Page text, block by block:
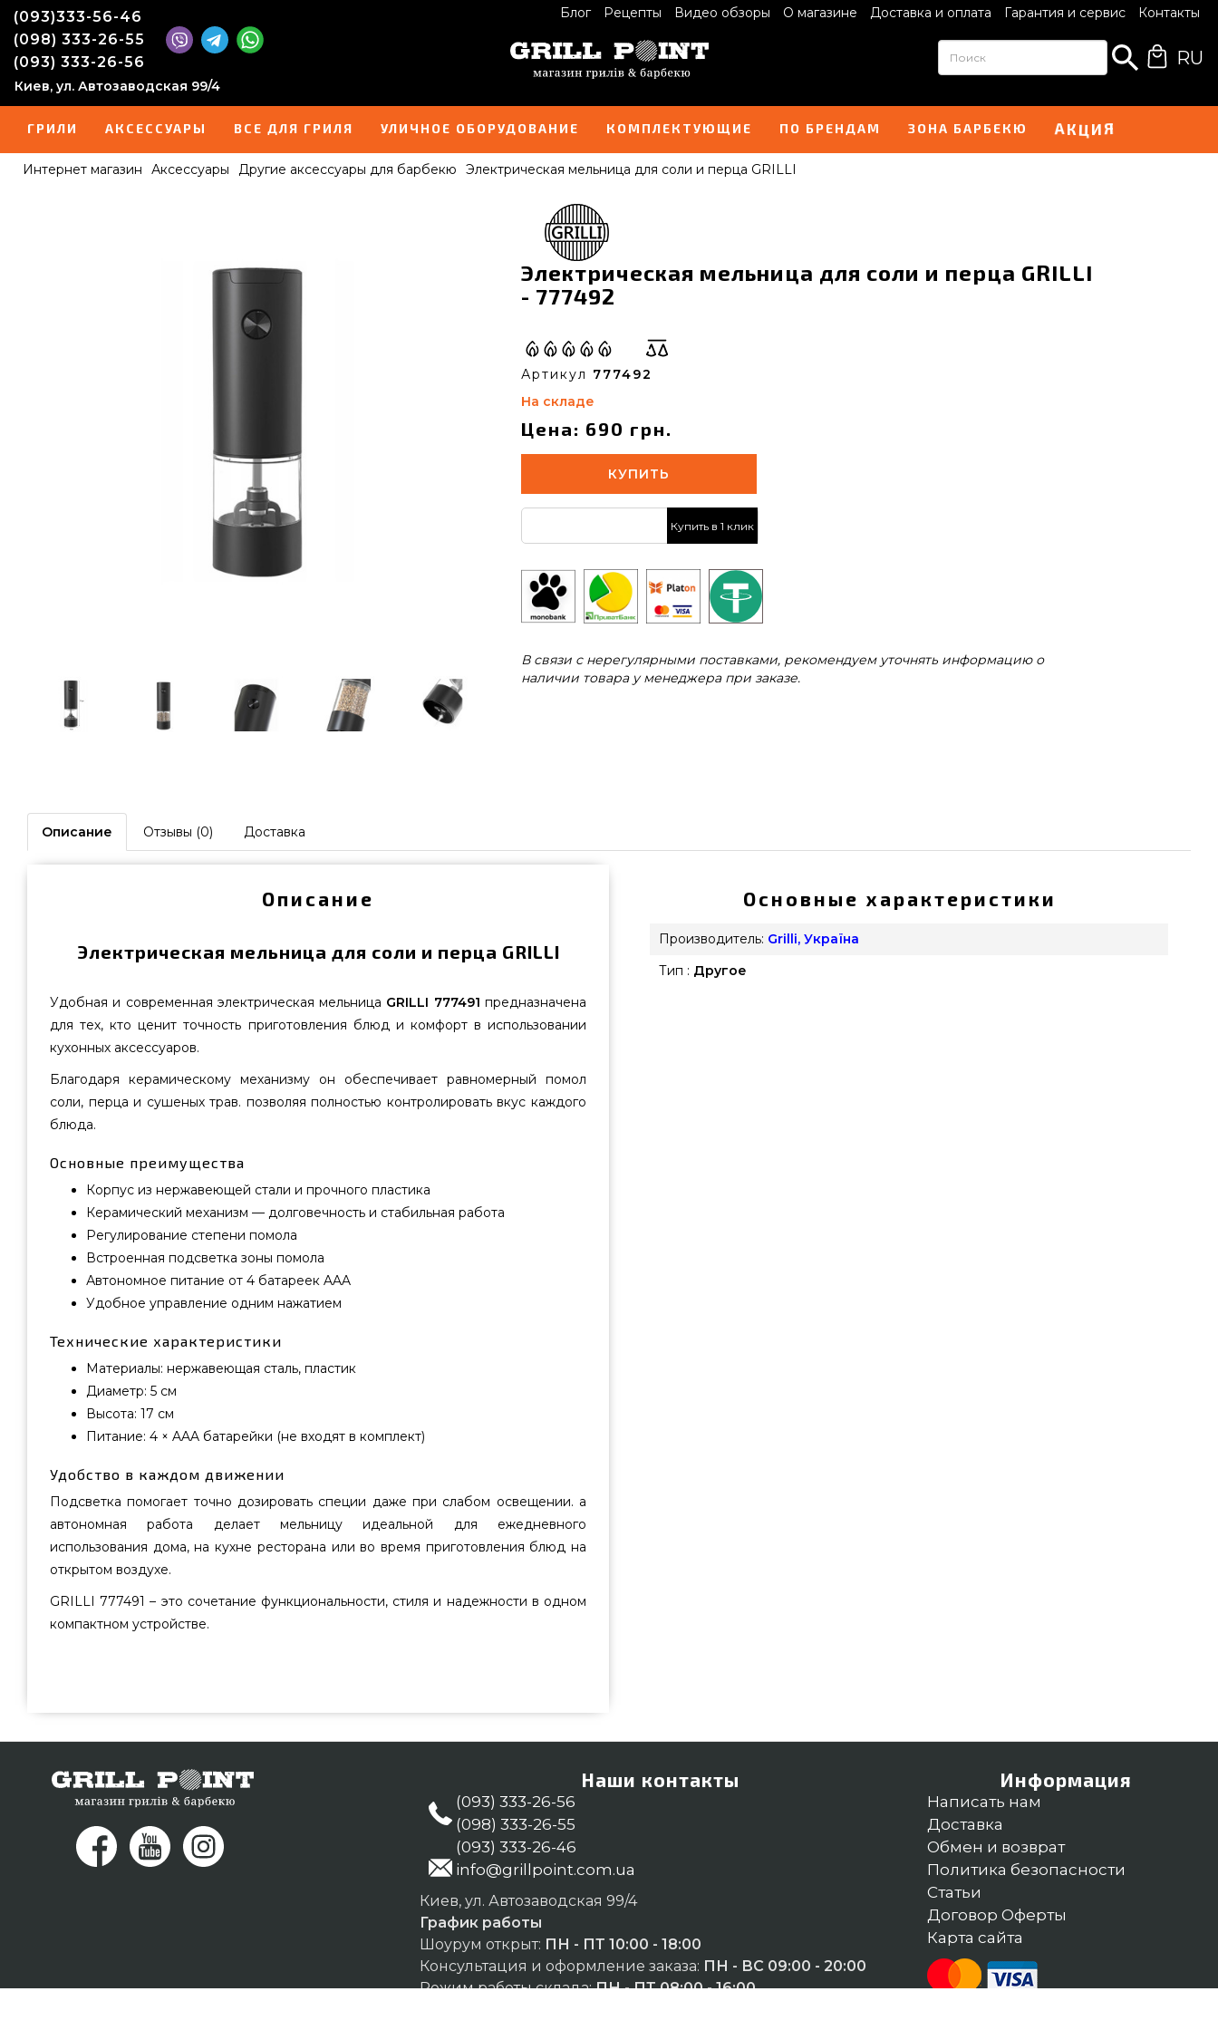
Блог Рецепты Видео обзоры О магазине Доставка и оплата Гарантия и сервис Контакты
(093)333-56-46
(098) 333-26-55
(093) 333-26-56
Киев, ул. Автозаводская 99/4
RU
ГРИЛИ АКСЕССУАРЫ ВСЕ ДЛЯ ГРИЛЯ УЛИЧНОЕ ОБОРУДОВАНИЕ КОМПЛЕКТУЮЩИЕ ПО БРЕНДАМ ЗОНА БАРБЕКЮ АКЦИЯ
Интернет магазин Аксессуары Другие аксессуары для барбекю Электрическая мельница для соли и перца GRILLI
Электрическая мельница для соли и перца GRILLI
- 777492
Артикул 777492
На складе
Цена: 690 грн.
КУПИТЬ
Купить в 1 клик
В связи с нерегулярными поставками, рекомендуем уточнять информацию о
наличии товара у менеджера при заказе.
Описание Отзывы (0) Доставка
Описание
Электрическая мельница для соли и перца GRILLI
Удобная и современная электрическая мельница GRILLI 777491 предназначена
для тех, кто ценит точность приготовления блюд и комфорт в использовании
кухонных аксессуаров.
Благодаря керамическому механизму он обеспечивает равномерный помол
соли, перца и сушеных трав. позволяя полностью контролировать вкус каждого
блюда.
Основные преимущества
Корпус из нержавеющей стали и прочного пластика
Керамический механизм — долговечность и стабильная работа
Регулирование степени помола
Встроенная подсветка зоны помола
Автономное питание от 4 батареек AAA
Удобное управление одним нажатием
Технические характеристики
Материалы: нержавеющая сталь, пластик
Диаметр: 5 см
Высота: 17 см
Питание: 4 × AAA батарейки (не входят в комплект)
Удобство в каждом движении
Подсветка помогает точно дозировать специи даже при слабом освещении. а
автономная работа делает мельницу идеальной для ежедневного
использования дома, на кухне ресторана или во время приготовления блюд на
открытом воздухе.
GRILLI 777491 – это сочетание функциональности, стиля и надежности в одном
компактном устройстве.
каталоге грилей GrillPoint. Посмотрите и закажите также Другие аксессуары для
барбекю в онлайн магазине grillpoint.com.ua Позвоните прямо сейчас нашим
регионах: Павлоград, Днепропетровск, Херсон
Основные характеристики
Производитель: Grilli, Україна
Тип : Другое
Наши контакты
(093) 333-26-56
(098) 333-26-55
(093) 333-26-46
info@grillpoint.com.ua
Киев, ул. Автозаводская 99/4
График работы
Шоурум открыт: ПН - ПТ 10:00 - 18:00
Консультация и оформление заказа: ПН - ВС 09:00 - 20:00
Режим работы склада:ПН - ПТ 08:00 - 16:00
Информация
Написать нам
Доставка
Обмен и возврат
Политика безопасности
Статьи
Договор Оферты
Карта сайта